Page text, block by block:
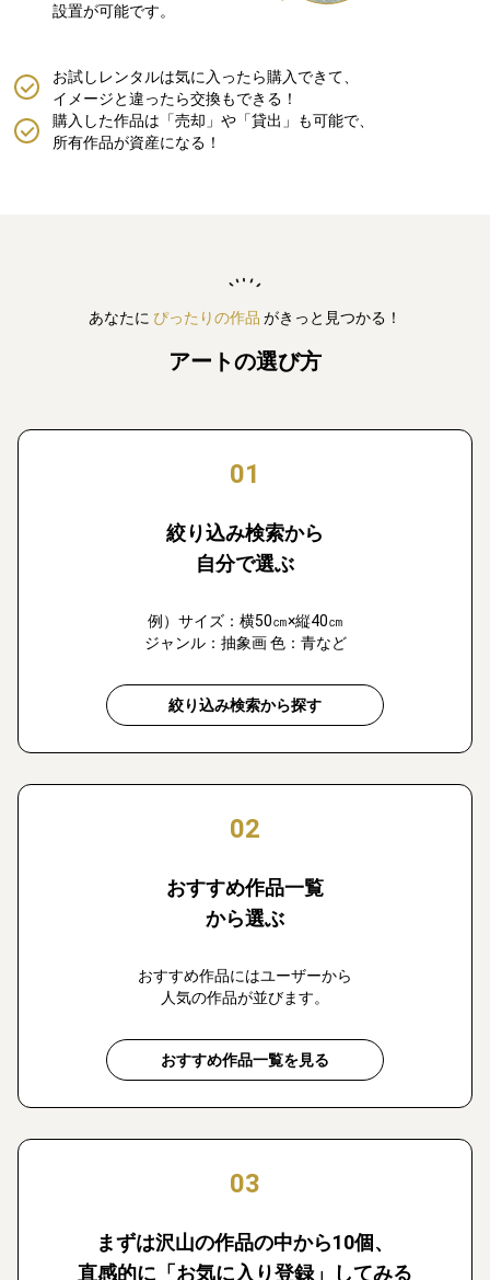
設置が可能です。
購入した作品は「売却」や「貸出」も可能で、
所有作品が資産になる！
お試しレンタルは気に入ったら購入できて、
イメージと違ったら交換もできる！
あなたに ぴったりの作品 がきっと見つかる！
アートの選び方
01
絞り込み検索から
自分で選ぶ
例）サイズ：横50㎝×縦40㎝
ジャンル：抽象画 色：青など
絞り込み検索から探す
02
おすすめ作品一覧
から選ぶ
おすすめ作品にはユーザーから
人気の作品が並びます。
おすすめ作品一覧を見る
03
まずは沢山の作品の中から10個、
直感的に「お気に入り登録」してみる